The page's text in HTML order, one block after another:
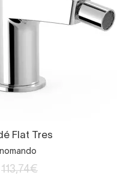
Flat Tres
113,74€